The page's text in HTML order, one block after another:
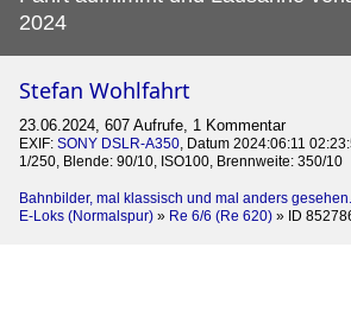
2024
Stefan Wohlfahrt
23.06.2024, 607 Aufrufe, 1 Kommentar
EXIF: SONY DSLR-A350, Datum 2024:06:11
1/250, Blende: 90/10, ISO100, Brennweite: 350/10
Bahnbilder, mal klassisch und mal anders gesehen.
E-Loks (Normalspur) » Re 6/6 (Re 620) » ID